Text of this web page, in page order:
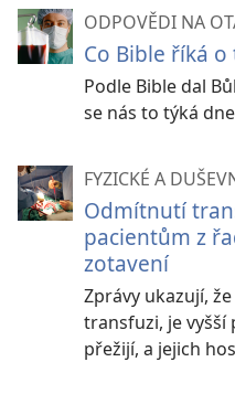
ODPOVĚDI NA
Co Bible říká
Podle Bible dal
se nás to týká
FYZICKÉ A
Odmítnutí
pacientům z
zotavení
Zprávy ukazují,
transfuzi, je
přežijí, a jejich